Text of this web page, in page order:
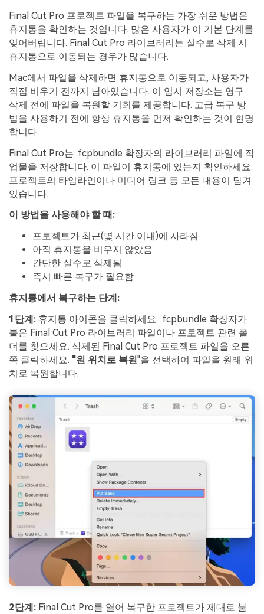
Final Cut Pro 프로젝트 파일을 복구하는 가장 쉬운 방법은
휴지통을 확인하는 것입니다. 많은 사용자가 이 기본 단계를
잊어버립니다. Final Cut Pro 라이브러리는 실수로 삭제 시
휴지통으로 이동되는 경우가 많습니다.
Mac에서 파일을 삭제하면 휴지통으로 이동되고, 사용자가
직접 비우기 전까지 남아있습니다. 이 임시 저장소는 영구
삭제 전에 파일을 복원할 기회를 제공합니다. 고급 복구 방
법을 사용하기 전에 항상 휴지통을 먼저 확인하는 것이 현명
합니다.
Final Cut Pro는 .fcpbundle 확장자의 라이브러리 파일에 작
업물을 저장합니다. 이 파일이 휴지통에 있는지 확인하세요.
프로젝트의 타임라인이나 미디어 링크 등 모든 내용이 담겨
있습니다.
이 방법을 사용해야 할 때:
프로젝트가 최근(몇 시간 이내)에 사라짐
아직 휴지통을 비우지 않았음
간단한 실수로 삭제됨
즉시 빠른 복구가 필요함
휴지통에서 복구하는 단계:
1단계: 휴지통 아이콘을 클릭하세요. .fcpbundle 확장자가
붙은 Final Cut Pro 라이브러리 파일이나 프로젝트 관련 폴
더를 찾으세요. 삭제된 Final Cut Pro 프로젝트 파일을 오른
쪽 클릭하세요. "원 위치로 복원"을 선택하여 파일을 원래 위
치로 복원합니다.
2단계: Final Cut Pro를 열어 복구한 프로젝트가 제대로 불